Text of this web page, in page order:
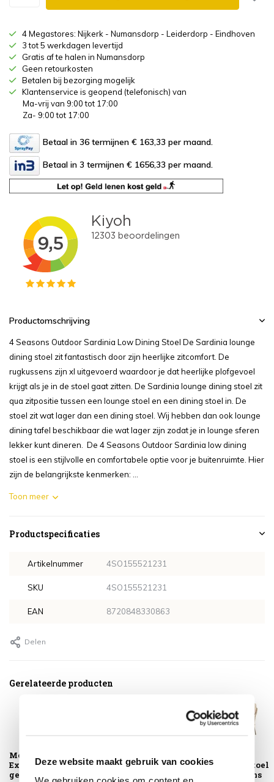
Deze website maakt gebruik van cookies
4 Megastores: Nijkerk - Numansdorp - Leiderdorp - Eindhoven
3 tot 5 werkdagen levertijd
Gratis af te halen in Numansdorp
Geen retourkosten
Betalen bij bezorging mogelijk
Klantenservice is geopend (telefonisch) van
Ma-vrij van 9:00 tot 17:00
Za- 9:00 tot 17:00
Betaal in 36 termijnen € 163,33 per maand.
Betaal in 3 termijnen € 1656,33 per maand.
Productomschrijving
4 Seasons Outdoor Sardinia Low Dining Stoel De Sardinia lounge
dining stoel zit fantastisch door zijn heerlijke zitcomfort. De
rugkussens zijn xl uitgevoerd waardoor je dat heerlijke plofgevoel
krijgt als je in de stoel gaat zitten. De Sardinia lounge dining stoel zit
qua zitpositie tussen een lounge stoel en een dining stoel in. De
stoel zit wat lager dan een dining stoel. Wij hebben dan ook lounge
dining tafel beschikbaar die wat lager zijn zodat je in lounge sferen
lekker kunt dineren. De 4 Seasons Outdoor Sardinia low dining
stoel is een stijlvolle en comfortabele optie voor je buitenruimte. Hier
zijn de belangrijkste kenmerken: ...
Toon meer
Productspecificaties
Artikelnummer 4SO155521231
SKU 4SO155521231
EAN 8720848330863
Delen
Gerelateerde producten
Montagelevering -
Extra gemak &
geen afval
tuintafel met 3
poten 160xH69
dining tuinstoel
latte 4 Seasons